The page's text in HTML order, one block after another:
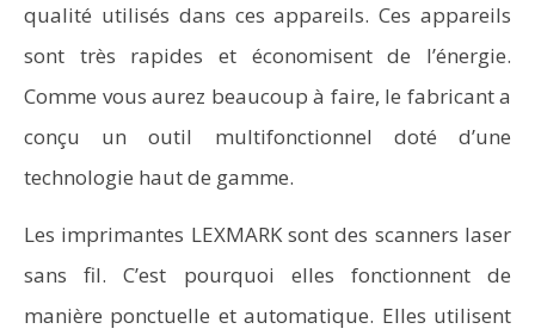
qualité utilisés dans ces appareils. Ces appareils
sont très rapides et économisent de l’énergie.
Comme vous aurez beaucoup à faire, le fabricant a
conçu un outil multifonctionnel doté d’une
technologie haut de gamme.
Les imprimantes LEXMARK sont des scanners laser
sans fil. C’est pourquoi elles fonctionnent de
manière ponctuelle et automatique. Elles utilisent